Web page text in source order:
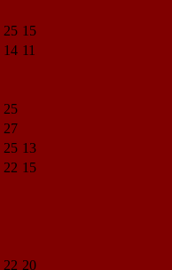
25 15
14 11
25
27
25 13
22 15
22 20